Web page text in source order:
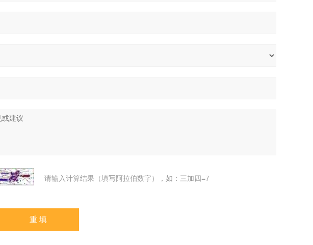
请输入计算结果（填写阿拉伯数字），如：三加四=7